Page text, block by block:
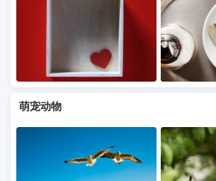
萌宠动物